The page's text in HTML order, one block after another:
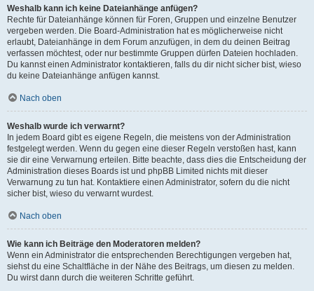
Weshalb kann ich keine Dateianhänge anfügen?
Rechte für Dateianhänge können für Foren, Gruppen und einzelne Benutzer
vergeben werden. Die Board-Administration hat es möglicherweise nicht
erlaubt, Dateianhänge in dem Forum anzufügen, in dem du deinen Beitrag
verfassen möchtest, oder nur bestimmte Gruppen dürfen Dateien hochladen.
Du kannst einen Administrator kontaktieren, falls du dir nicht sicher bist, wieso
du keine Dateianhänge anfügen kannst.
Nach oben
Weshalb wurde ich verwarnt?
In jedem Board gibt es eigene Regeln, die meistens von der Administration
festgelegt werden. Wenn du gegen eine dieser Regeln verstoßen hast, kann
sie dir eine Verwarnung erteilen. Bitte beachte, dass dies die Entscheidung der
Administration dieses Boards ist und phpBB Limited nichts mit dieser
Verwarnung zu tun hat. Kontaktiere einen Administrator, sofern du die nicht
sicher bist, wieso du verwarnt wurdest.
Nach oben
Wie kann ich Beiträge den Moderatoren melden?
Wenn ein Administrator die entsprechenden Berechtigungen vergeben hat,
siehst du eine Schaltfläche in der Nähe des Beitrags, um diesen zu melden.
Du wirst dann durch die weiteren Schritte geführt.